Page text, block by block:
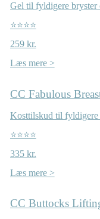
Gel til fyldigere
⭐⭐⭐⭐
259 kr.
Læs mere >
CC Fabulous
Kosttilskud til fyldigere
⭐⭐⭐⭐
335 kr.
Læs mere >
CC Buttocks